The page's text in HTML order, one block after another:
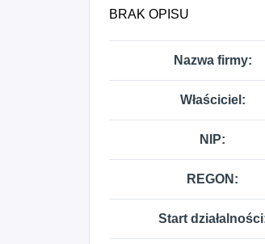
BRAK OPISU
Nazwa firmy:
Właściciel:
NIP:
REGON:
Start